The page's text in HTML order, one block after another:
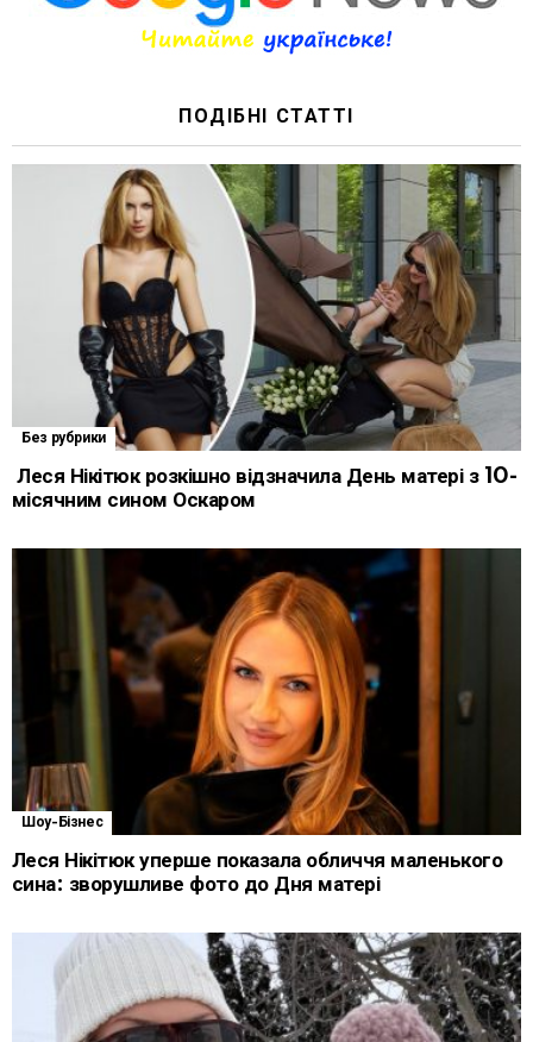
ПОДІБНІ СТАТТІ
Без рубрики
Леся Нікітюк розкішно відзначила День матері з 10-
місячним сином Оскаром
Шоу-Бізнес
Леся Нікітюк уперше показала обличчя маленького
сина: зворушливе фото до Дня матері